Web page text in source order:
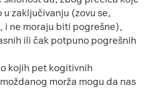
u zaključivanju (zovu se,
i ne moraju biti pogrešne),
ili čak potpuno pogrešnih
kojih pet kogitivnih
morža mogu da nas